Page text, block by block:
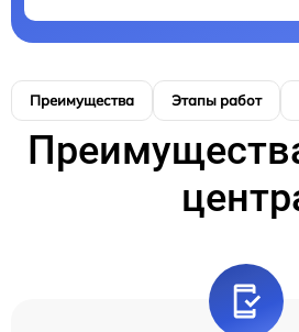
Преимущества Этапы работ